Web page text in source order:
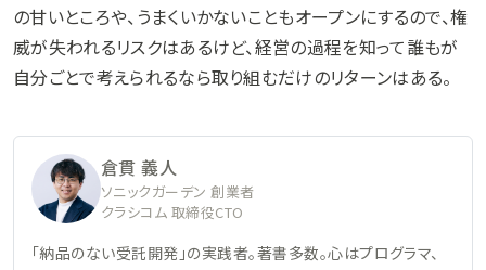
の甘いところや、うまくいかないこともオープンにするので、権
威が失われるリスクはあるけど、経営の過程を知って誰もが
自分ごとで考えられるなら取り組むだけのリターンはある。
倉貫 義人
ソニックガーデン 創業者
クラシコム 取締役CTO
「納品のない受託開発」の実践者。著書多数。心はプログラマ、